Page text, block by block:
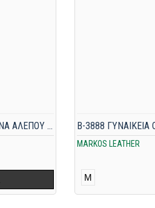
1054P ΓΥΝΑΙΚΕΙΑ ΓΟΥΝΑ ΑΛΕΠΟΥ ΜΠΕΖ
MARKOS LEATHER
M